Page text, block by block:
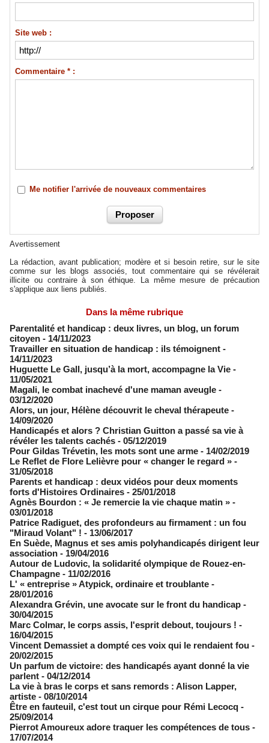
Site web :
Commentaire * :
Me notifier l'arrivée de nouveaux commentaires
Avertissement
La rédaction, avant publication; modère et si besoin retire, sur le site
comme sur les blogs associés, tout commentaire qui se révélerait
illicite ou contraire à son éthique. La même mesure de précaution
s'applique aux liens publiés.
Dans la même rubrique
Parentalité et handicap : deux livres, un blog, un forum
citoyen - 14/11/2023
Travailler en situation de handicap : ils témoignent -
14/11/2023
Huguette Le Gall, jusqu’à la mort, accompagne la Vie -
11/05/2021
Magali, le combat inachevé d'une maman aveugle -
03/12/2020
Alors, un jour, Hélène découvrit le cheval thérapeute -
14/09/2020
Handicapés et alors ? Christian Guitton a passé sa vie à
révéler les talents cachés - 05/12/2019
Pour Gildas Trévetin, les mots sont une arme - 14/02/2019
Le Reflet de Flore Lelièvre pour « changer le regard » -
31/05/2018
Parents et handicap : deux vidéos pour deux moments
forts d'Histoires Ordinaires - 25/01/2018
Agnès Bourdon : « Je remercie la vie chaque matin » -
03/01/2018
Patrice Radiguet, des profondeurs au firmament : un fou
"Miraud Volant" ! - 13/06/2017
​En Suède, Magnus et ses amis polyhandicapés dirigent leur
association - 19/04/2016
Autour de Ludovic, la solidarité olympique de Rouez-en-
Champagne - 11/02/2016
L' « entreprise » Atypick, ordinaire et troublante -
28/01/2016
Alexandra Grévin, une avocate sur le front du handicap -
30/04/2015
Marc Colmar, le corps assis, l'esprit debout, toujours ! -
16/04/2015
Vincent Demassiet a dompté ces voix qui le rendaient fou -
20/02/2015
Un parfum de victoire: des handicapés ayant donné la vie
parlent - 04/12/2014
La vie à bras le corps et sans remords : Alison Lapper,
artiste - 08/10/2014
Être en fauteuil, c'est tout un cirque pour Rémi Lecocq -
25/09/2014
Pierrot Amoureux adore traquer les compétences de tous -
17/07/2014